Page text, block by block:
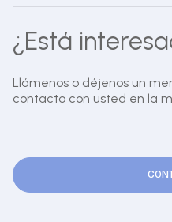
¿Está
Llámenos o déjenos un
contacto con usted en la